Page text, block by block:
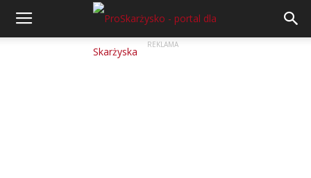
REKLAMA